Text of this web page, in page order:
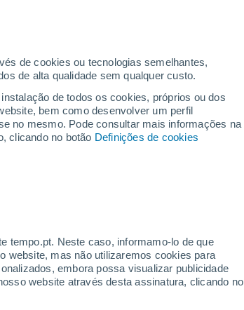
de cookies ou tecnologias semelhantes,
de alta qualidade sem qualquer custo.
de todos os cookies, próprios ou dos
bem como desenvolver um perfil
no mesmo. Pode consultar mais informações na
clicando no botão Definições de cookies
tempo.pt. Neste caso, informamo-lo de que
website, mas não utilizaremos cookies para
embora possa visualizar publicidade
website através desta assinatura, clicando no
Hoje
8 Ago.
Amanhã
9 Ago.
Segunda
10 Ago.